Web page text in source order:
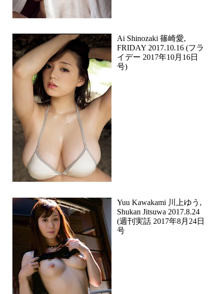
Ai Shinozaki 篠崎愛,
FRIDAY 2017.10.16 (フラ
イデー 2017年10月16日
号)
Yuu Kawakami 川上ゆう,
Shukan Jitsuwa 2017.8.24
(週刊実話 2017年8月24日
号